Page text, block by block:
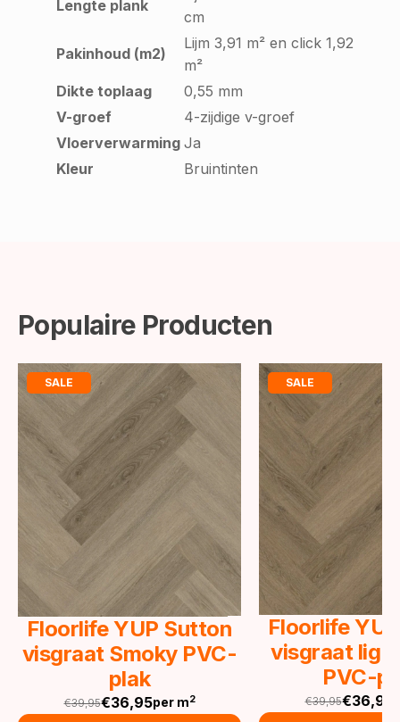
Lengte plank
cm
Pakinhoud (m2)
Lijm 3,91 m² en click 1,92
m²
Dikte toplaag
0,55 mm
V-groef
4-zijdige v-groef
Vloerverwarming Ja
Kleur
Bruintinten
Populaire Producten
SALE
Floorlife YUP Sutton
visgraat Smoky PVC-
plak
€39,95
Oorspronkelijke
€36,95
Huidige
per m2
SALE
Floorlife
visgraat
PVC-
€39,95€36,95
Huidige